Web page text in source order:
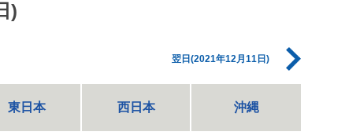
)
翌日(2021年12月11日)
東日本 西日本 沖縄